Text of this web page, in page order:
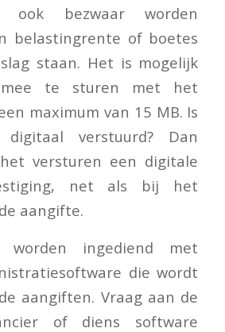
ook bezwaar worden
belastingrente of boetes
staan. Het is mogelijk
te sturen met het
maximum van 15 MB. Is
verstuurd? Dan
versturen een digitale
net als bij het
aangifte.
worden ingediend met
die wordt
aangiften. Vraag aan de
of diens software